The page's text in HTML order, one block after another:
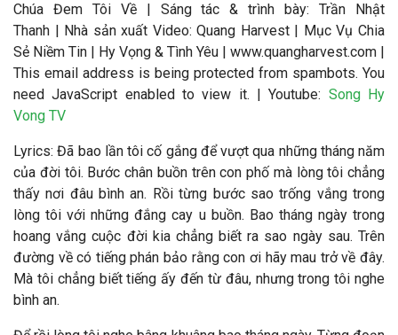
Chúa Đem Tôi Về| Sáng tác & trình bày: Trần Nhật
Thanh | Nhà sản xuất Video: Quang Harvest | Mục Vụ Chia
Sẻ Niềm Tin | Hy Vọng & Tình Yêu | www.quangharvest.com |
This email address is being protected from spambots. You
need JavaScript enabled to view it. | Youtube: Song Hy
Vong TV
Lyrics: Đã bao lần tôi cố gắng để vượt qua những tháng năm
của đời tôi. Bước chân buồn trên con phố mà lòng tôi chẳng
thấy nơi đâu bình an. Rồi từng bước sao trống vắng trong
lòng tôi với những đắng cay u buồn. Bao tháng ngày trong
hoang vắng cuộc đời kia chẳng biết ra sao ngày sau. Trên
đường về có tiếng phán bảo rằng con ơi hãy mau trở về đây.
Mà tôi chẳng biết tiếng ấy đến từ đâu, nhưng trong tôi nghe
bình an.